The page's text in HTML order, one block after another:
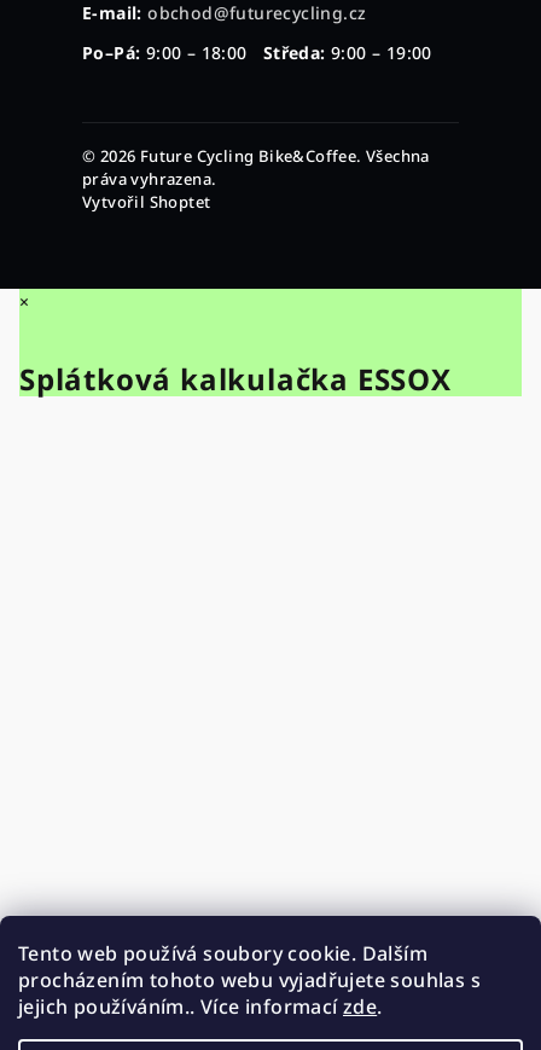
Tento web používá soubory cookie. Dalším
procházením tohoto webu vyjadřujete souhlas s
jejich používáním.. Více informacízde.
E-mail: obchod@futurecycling.cz
Po–Pá: 9:00 – 18:00 Středa: 9:00 – 19:00
© 2026 Future Cycling Bike&Coffee. Všechna
práva vyhrazena.
Vytvořil Shoptet
×
Splátková kalkulačka ESSOX